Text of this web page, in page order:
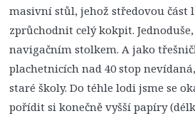
masivní stůl, jehož středovou
zprůchodnit celý kokpit.
navigačním stolkem. A jako
plachetnicích nad 40 stop
staré školy. Do téhle lodi jsme se
pořídit si konečně vyšší papíry